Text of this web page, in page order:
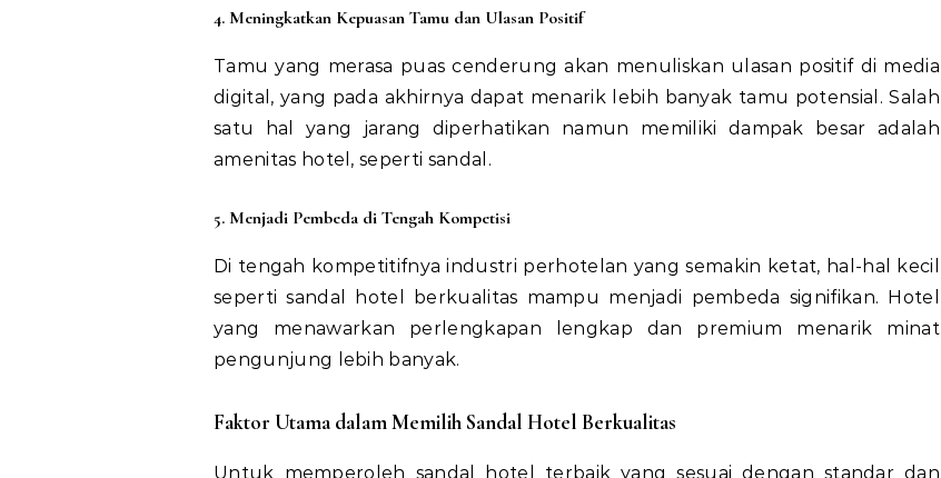
4. Meningkatkan Kepuasan Tamu dan Ulasan Positif
Tamu yang merasa puas cenderung akan menuliskan ulasan positif di media
digital, yang pada akhirnya dapat menarik lebih banyak tamu potensial. Salah
satu hal yang jarang diperhatikan namun memiliki dampak besar adalah
amenitas hotel, seperti sandal.
5. Menjadi Pembeda di Tengah Kompetisi
Di tengah kompetitifnya industri perhotelan yang semakin ketat, hal-hal kecil
seperti sandal hotel berkualitas mampu menjadi pembeda signifikan. Hotel
yang menawarkan perlengkapan lengkap dan premium menarik minat
pengunjung lebih banyak.
Faktor Utama dalam Memilih Sandal Hotel Berkualitas
Untuk memperoleh sandal hotel terbaik yang sesuai dengan standar dan